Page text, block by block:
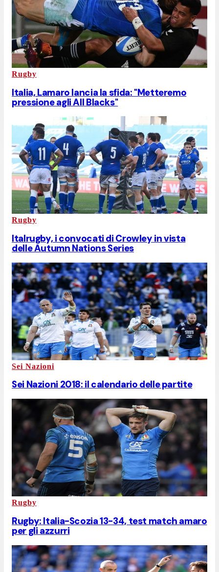
Rugby
Italia, Lamaro lancia la sfida: "Metteremo
pressione agli All Blacks"
Rugby
Italrugby, i convocati di Crowley in vista
delle Autumn Nations Series
Sei Nazioni
Sei Nazioni 2018: il calendario delle partite
Rugby
Rugby: Italia-Scozia 13-34, test match amaro
per gli azzurri